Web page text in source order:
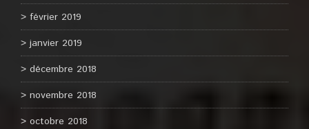
février 2019
janvier 2019
décembre 2018
novembre 2018
octobre 2018